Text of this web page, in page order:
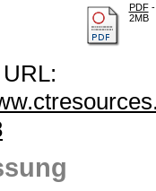
PDF-
2MB